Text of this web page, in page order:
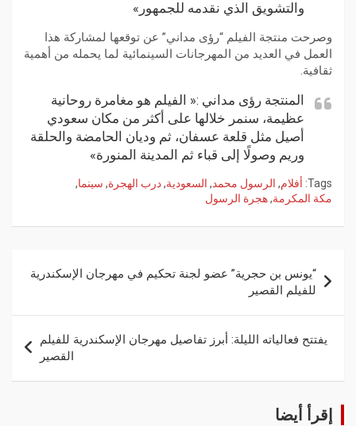
والتشويق الذي نقدمه للجمهور»
وصرحت منتجة الفيلم “رؤى مداني” عن توقعها لمشاركة هذا
العمل في العديد من المهرجانات السينمائية لما يحمله من أهمية
ثقافية.
المنتجة رؤى مداني :« الفيلم هو مغامرة روحانية
عظيمة، سنمر خلالها على أكثر من مكان سعودي
أصيل مثل قلعة عسفان، ثم وديان الحامضة والحلقة
وريم وصولًا إلى قباء ثم المدينة المنورة»
Tags: أفلام, الرسول محمد, السعودية,درب الهجرة, سينما,
مكة المكرمة,هجرة الرسول
“يونس بن حجرية” عضو لجنة تحكيم في مهرجان الإسكندرية
للفيلم القصير
يفتتح فعالياته الليلة: أبرز تفاصيل مهرجان الإسكندرية للفيلم
القصير
إقرأ أيضا